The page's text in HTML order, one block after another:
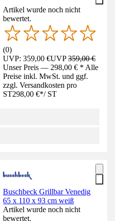
Artikel wurde noch nicht
bewertet.
(0)
UVP: 359,00 €UVP359,00 €
Unser Preis — 298,00 € * Alle
Preise inkl. MwSt. und ggf.
zzgl. Versandkosten pro
ST298,00 €*/ ST
Buschbeck Grillbar Venedig
65 x 110 x 93 cm weiß
Artikel wurde noch nicht
bewertet.